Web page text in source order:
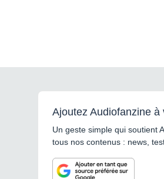
Ajoutez Audiofanzine
Un geste simple qui soutient
tous nos contenus : news,